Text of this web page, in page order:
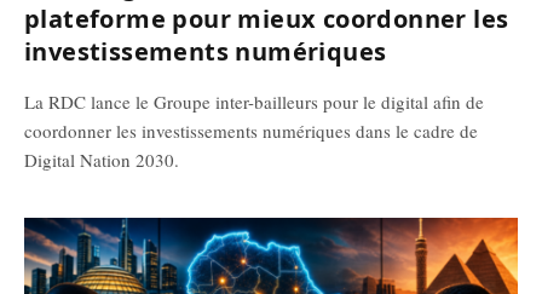
plateforme pour mieux coordonner les
investissements numériques
La RDC lance le Groupe inter-bailleurs pour le digital afin de
coordonner les investissements numériques dans le cadre de
Digital Nation 2030.